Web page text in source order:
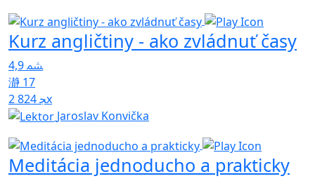
Kurz angličtiny - ako zvládnuť časy
4,9
17
2 824x
Jaroslav Konvička
Meditácia jednoducho a prakticky